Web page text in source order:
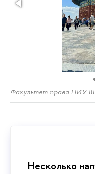
Факультет права НИУ
Несколько